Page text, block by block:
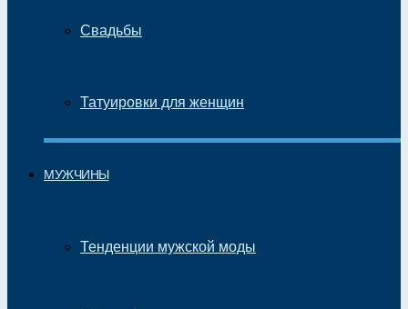
Свадьбы
Татуировки для женщин
МУЖЧИНЫ
Тенденции мужской моды